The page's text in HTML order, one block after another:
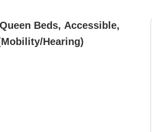
Beds, Accessible,
Hearing)